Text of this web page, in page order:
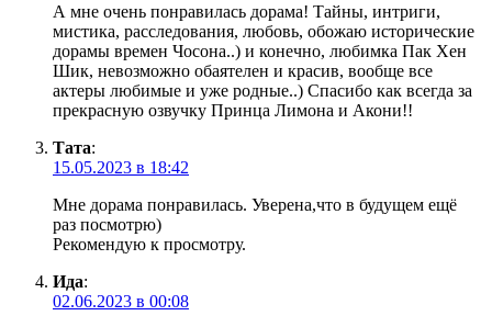
А мне очень понравилась дорама! Тайны, интриги,
мистика, расследования, любовь, обожаю исторические
дорамы времен Чосона..) и конечно, любимка Пак Хен
Шик, невозможно обаятелен и красив, вообще все
актеры любимые и уже родные..) Спасибо как всегда за
прекрасную озвучку Принца Лимона и Акони!!
Тата:
15.05.2023 в 18:42
Мне дорама понравилась. Уверена,что в будущем ещё
раз посмотрю)
Рекомендую к просмотру.
Ида:
02.06.2023 в 00:08